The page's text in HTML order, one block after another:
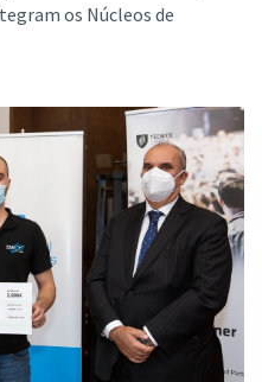
os Núcleos de